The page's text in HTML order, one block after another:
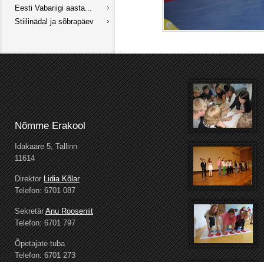
Eesti Vabariigi aasta...
Stiilinädal ja sõbrapäev
Nõmme Erakool
Idakaare 5, Tallinn
11614
DirektorLidia Kõlar
Telefon: 6701 087
SekretärAnu Rooseniit
Telefon: 6701 797
Õpetajate tuba
Telefon: 6701 273